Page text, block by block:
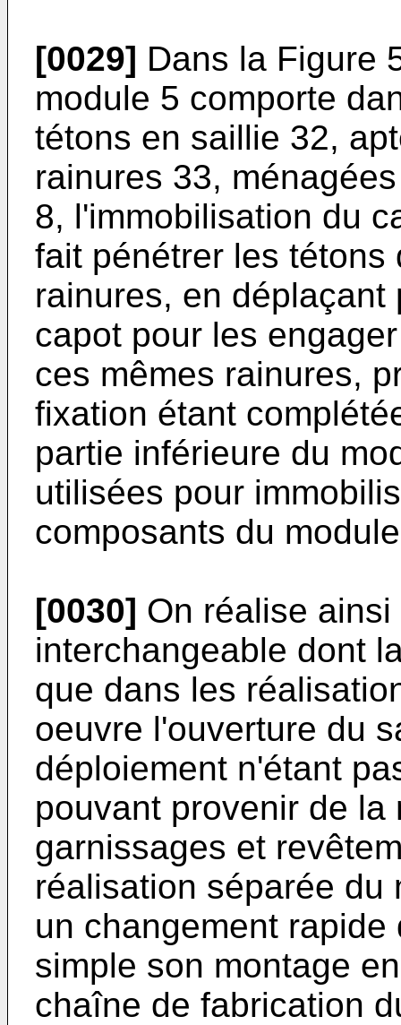
[0029] Dans la Figure
module 5 comporte
tétons en saillie 32,
rainures 33,
8, l'immobilisation du
fait pénétrer les
rainures, en
capot pour les
ces mêmes rainures,
fixation étant
partie inférieure du
utilisées pour
composants du
[0030] On réalise
interchangeable dont
que dans les
oeuvre l'ouverture du
déploiement n'étant
pouvant provenir de
garnissages et
réalisation séparée du
un changement
simple son montage
chaîne de fabrication